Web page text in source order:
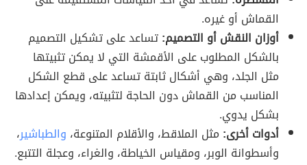
القماش أو غيره.
أوزان النقش أو التصميم:تساعد على تشكيل التصميم
بالشكل المطلوب على الأقمشة التي لا يمكن تثبيتها
مثل الجلد، وهي أشكال ثابتة تساعد على قطع الشكل
المناسب من القماش دون الحاجة لتثبيته، ويمكن إعدادها
بشكل يدوي.
أدوات أخرى: مثل الملاقط، والأقلام المتنوعة، والطباشير،
وأسطوانة الوبر، ومقياس الخياطة، والغراء، وعجلة التتبع.